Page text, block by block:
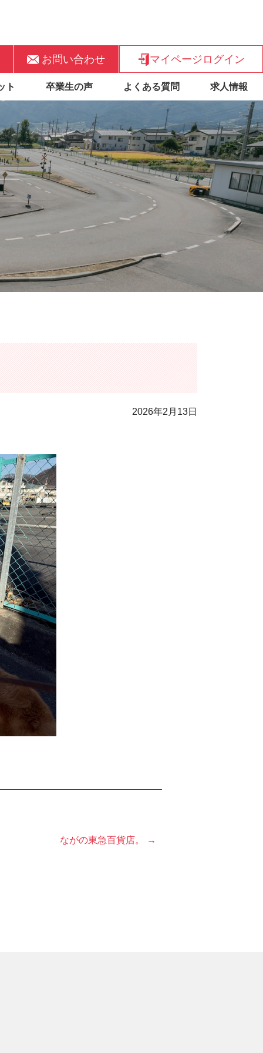
お問い合わせ マイページログイン
ト 卒業生の声 よくある質問 求人情報
2026年2月13日
ながの東急百貨店。 →